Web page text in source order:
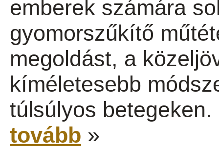
emberek számára
gyomorszűkítő
megoldást, a
kíméletesebb
túlsúlyos betegeken.
tovább »